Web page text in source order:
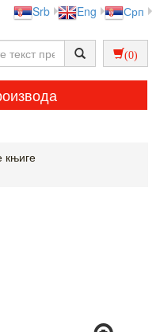
Srb Eng Срп
(0)
књиге